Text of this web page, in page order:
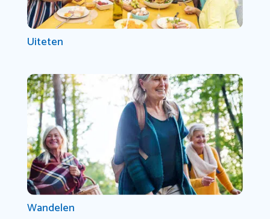
Uiteten
Wandelen